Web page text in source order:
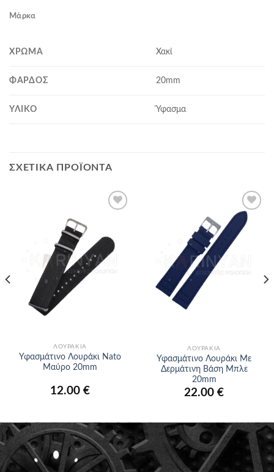
Μάρκα
ΧΡΏΜΑ Χακί
ΦΆΡΔΟΣ 20mm
ΥΛΙΚΌ Ύφασμα
ΣΧΕΤΙΚΆ ΠΡΟΪΌΝΤΑ
αγαπημένα
ΛΟΥΡΆΚΙΑ
Υφασμάτινο Λουράκι Nato
Μαύρο 20mm
12.00 €
Προσθήκη
στα
αγαπημένα
ΛΟΥΡΆΚΙΑ
Υφασμάτινο Λουράκι Με
Δερμάτινη Βάση Μπλε
20mm
22.00 €